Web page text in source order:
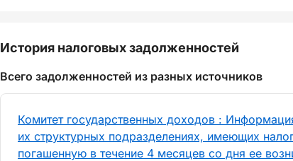
История налоговых задолженностей
Всего задолженностей из разных источников
Комитет государственных доходов :
их структурных подразделениях, имеющих
погашенную в течение 4 месяцев со дня ее